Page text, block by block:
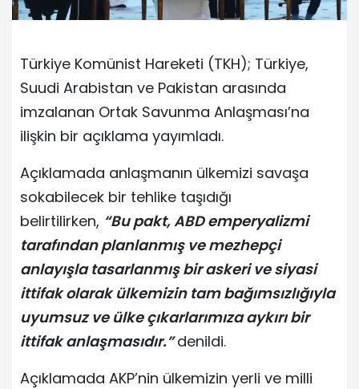
Türkiye Komünist Hareketi (TKH); Türkiye,
Suudi Arabistan ve Pakistan arasında
imzalanan Ortak Savunma Anlaşması’na
ilişkin bir açıklama yayımladı.
Açıklamada anlaşmanın ülkemizi savaşa
sokabilecek bir tehlike taşıdığı
belirtilirken, “Bu pakt, ABD emperyalizmi
tarafından planlanmış ve mezhepçi
anlayışla tasarlanmış bir askeri ve siyasi
ittifak olarak ülkemizin tam bağımsızlığıyla
uyumsuz ve ülke çıkarlarımıza aykırı bir
ittifak anlaşmasıdır.” denildi.
Açıklamada AKP’nin ülkemizin yerli ve milli